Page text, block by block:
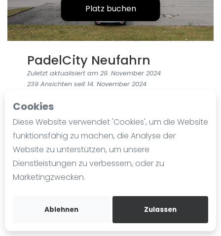
Cookies
Diese Website verwendet 'Cookies', um die Website
funktionsfähig zu machen, die Analyse der
Website zu unterstützen, um unsere
Dienstleistungen zu verbessern, oder zu
Marketingzwecken.
Ablehnen Zulassen
Playtomic
Ranking
Frauen
FIP Männer
FIP Frauen
Blog
Die Geschichte von Padel
Regeln und Punktzählung
Padel Schläge
Video
Platz buchen
PadelCity Neufahrn
Zuletzt aktualisiert am 29. November 2024
239 Ansichten seit 14. November 2024
Auweg 100
85375Neufahrn
+49 8165 61010
padelcity.de
Wegbeschreibung
Angeschlossen an
The PadelCity GmbH